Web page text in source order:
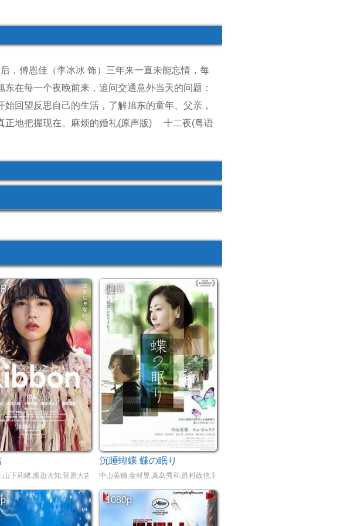
，傅恩佳（李冰冰 饰）三年来一直未能忘情，每
在每一个夜晚前来，追问交通意外当天的问题：
回望反思自己的生活，了解旭东的童年、父亲，
地把握现在。 麻烦的婚礼(原声版)
十二夜(粤语
山下莉绪,渡边大知,菅原大吉,春木美沙代,小野花梨
超清
沉睡蝴蝶 蝶の眠り
中山美穗,金材昱,真岛秀和,胜村政信,菅田俊,石桥杏奈
1080p